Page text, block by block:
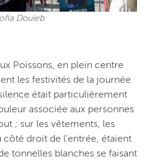
Douieb
Poissons, en plein centre
les festivités de la journée
était particulièrement
associée aux personnes
; sur les vêtements, les
droit de l’entrée, étaient
tonnelles blanches se faisant